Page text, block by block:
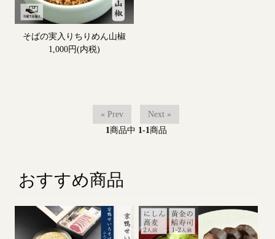
そばの実入りちりめん山椒
1,000円(内税)
« Prev
Next »
1商品中 1-1商品
おすすめ商品